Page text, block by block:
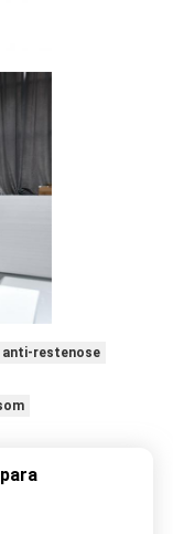
anti-restenose